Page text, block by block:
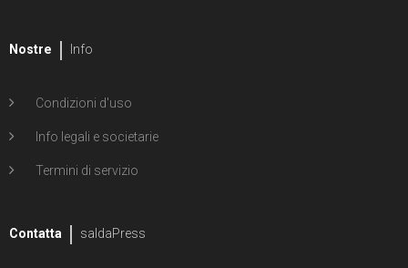
Nostre Info
Condizioni d'uso
Info legali e societarie
Termini di servizio
Contatta saldaPress